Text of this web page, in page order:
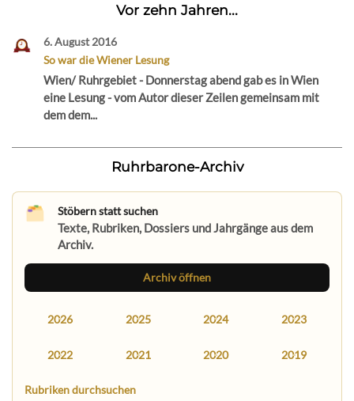
Vor zehn Jahren...
6. August 2016
So war die Wiener Lesung
Wien/ Ruhrgebiet - Donnerstag abend gab es in Wien
eine Lesung - vom Autor dieser Zeilen gemeinsam mit
dem dem...
Ruhrbarone-Archiv
Stöbern statt suchen
Texte, Rubriken, Dossiers und Jahrgänge aus dem
Archiv.
Archiv öffnen
2026 2025 2024 2023
2022 2021 2020 2019
Rubriken durchsuchen